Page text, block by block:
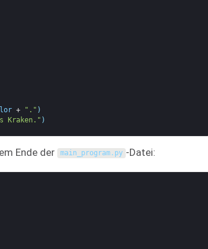
+ "." )
Kraken." )
Ende der main_program . py -Datei: